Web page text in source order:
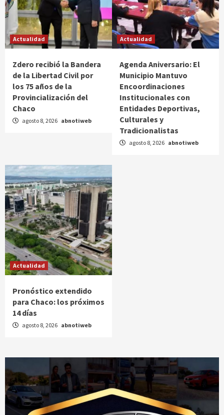
Actualidad
Zdero recibió la Bandera
de la Libertad Civil por
los 75 años de la
Provincialización del
Chaco
agosto 8, 2026 abnotiweb
Actualidad
Agenda Aniversario: El
Municipio Mantuvo
Encoordinaciones
Institucionales con
Entidades Deportivas,
Culturales y
Tradicionalistas
agosto 8, 2026 abnotiweb
Actualidad
Pronóstico extendido
para Chaco: los próximos
14 días
agosto 8, 2026 abnotiweb